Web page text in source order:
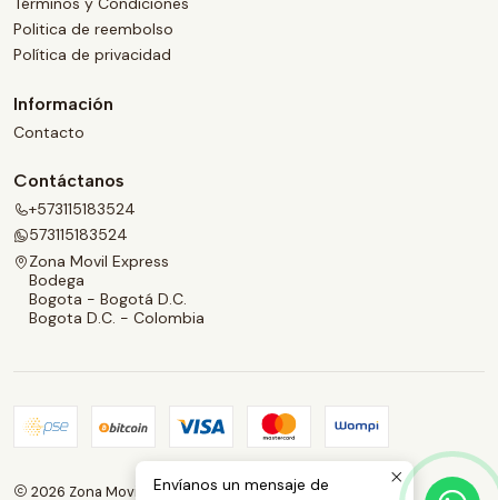
Politica de reembolso
Política de privacidad
Información
Contacto
Contáctanos
+573115183524
573115183524
Zona Movil Express
Bodega
Bogota - Bogotá D.C.
Bogota D.C. - Colombia
2026 Zona Movil Express.Envíanos un mensaje de